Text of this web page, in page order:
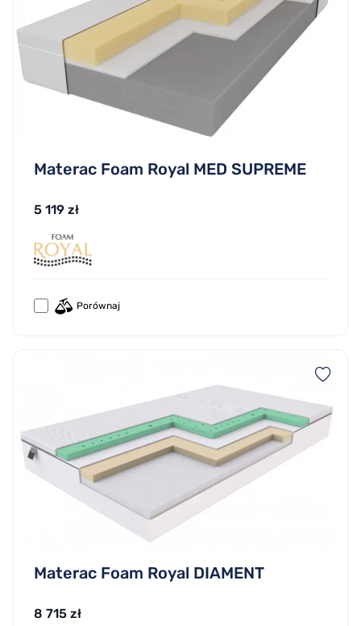
Materac Foam Royal MED SUPREME
5 119 zł
Porównaj
Materac Foam Royal DIAMENT
8 715 zł